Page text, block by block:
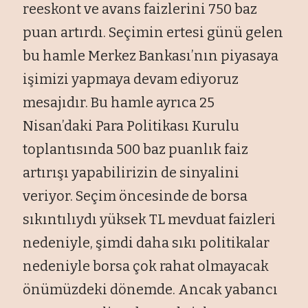
reeskont ve avans faizlerini 750 baz
puan artırdı. Seçimin ertesi günü gelen
bu hamle Merkez Bankası’nın piyasaya
işimizi yapmaya devam ediyoruz
mesajıdır. Bu hamle ayrıca 25
Nisan’daki Para Politikası Kurulu
toplantısında 500 baz puanlık faiz
artırışı yapabilirizin de sinyalini
veriyor. Seçim öncesinde de borsa
sıkıntılıydı yüksek TL mevduat faizleri
nedeniyle, şimdi daha sıkı politikalar
nedeniyle borsa çok rahat olmayacak
önümüzdeki dönemde. Ancak yabancı